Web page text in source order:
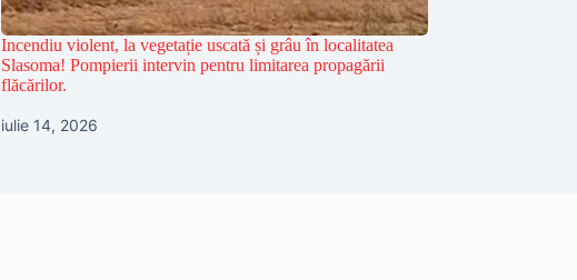
Incendiu violent, la vegetație uscată și grâu în localitatea
Slasoma! Pompierii intervin pentru limitarea propagării
flăcărilor.
iulie 14, 2026